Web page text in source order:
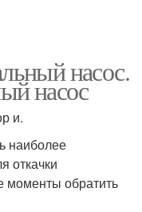
насос.
насос
и.
наиболее
откачки
моменты обратить